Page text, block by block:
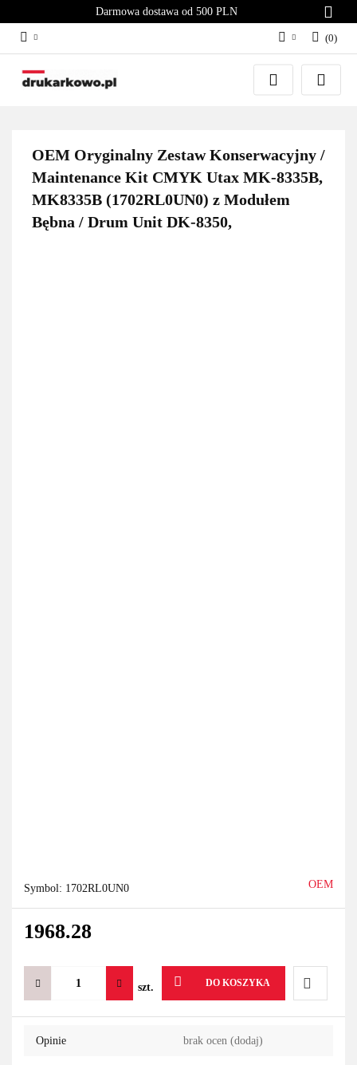
Darmowa dostawa od 500 PLN
Zaloguj się
Załóż konto
(0)
OEM Oryginalny Zestaw Konserwacyjny /
Maintenance Kit CMYK Utax MK-8335B,
MK8335B (1702RL0UN0) z Modułem
Bębna / Drum Unit DK-8350,
Symbol: 1702RL0UN0 OEM
1968.28
szt. DO KOSZYKA
Do
Opinie brak ocen (dodaj)